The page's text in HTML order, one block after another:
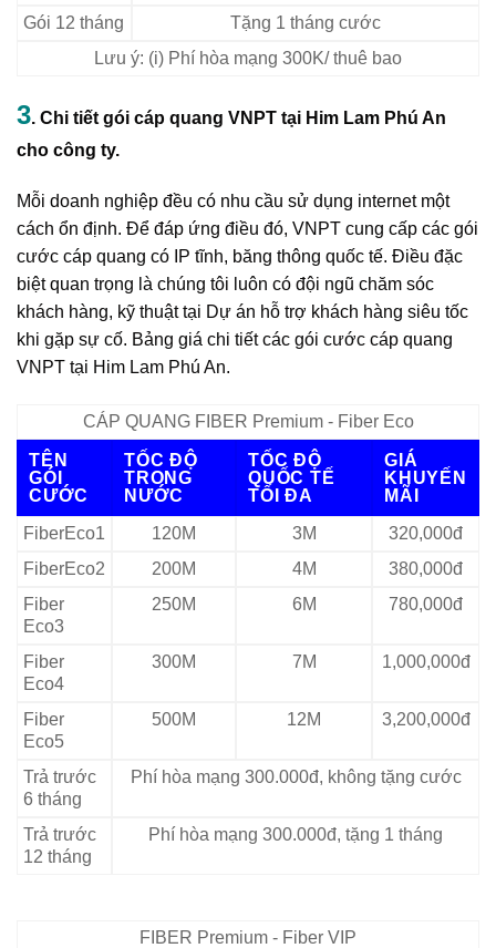
Gói 12 tháng
Tặng 1 tháng cước
Lưu ý: (i) Phí hòa mạng 300K/ thuê bao
3. Chi tiết gói cáp quang VNPT tại Him Lam Phú An
cho công ty.
Mỗi doanh nghiệp đều có nhu cầu sử dụng internet một
cách ổn định. Để đáp ứng điều đó, VNPT cung cấp các gói
cước cáp quang có IP tĩnh, băng thông quốc tế. Điều đặc
biệt quan trọng là chúng tôi luôn có đội ngũ chăm sóc
khách hàng, kỹ thuật tại Dự án hỗ trợ khách hàng siêu tốc
khi gặp sự cố. Bảng giá chi tiết các gói cước cáp quang
VNPT tại Him Lam Phú An.
CÁP QUANG FIBER Premium - Fiber Eco
TÊN
GÓI
CƯỚC
TỐC ĐỘ
TRONG
NƯỚC
TỐC ĐỘ
QUỐC TẾ
TỐI ĐA
GIÁ
KHUYẾN
MÃI
FiberEco1
120M 3M
320,000đ
FiberEco2
200M 4M
380,000đ
Fiber
Eco3
250M 6M 780,000đ
Fiber
Eco4
300M 7M 1,000,000đ
Fiber
Eco5
500M 12M 3,200,000đ
Trả trước
6 tháng
Phí hòa mạng 300.000đ, không tặng cước
Trả trước
12 tháng
Phí hòa mạng 300.000đ, tặng 1 tháng
FIBER Premium - Fiber VIP